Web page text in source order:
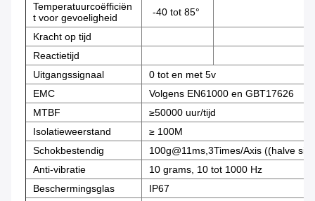
Temperatuurcoëfficiën
t voor gevoeligheid
-40 tot 85°
Kracht op tijd
Reactietijd
Uitgangssignaal
0 tot en met 5v
EMC
Volgens EN61000 en GBT17626
MTBF
≥50000 uur/tijd
Isolatieweerstand
≥ 100M
Schokbestendig
100g@11ms,3Times/Axis ((halve
Anti-vibratie
10 grams, 10 tot 1000 Hz
Beschermingsglas
IP67